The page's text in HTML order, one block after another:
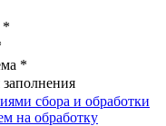
*
*
сбора и обработки
на обработку